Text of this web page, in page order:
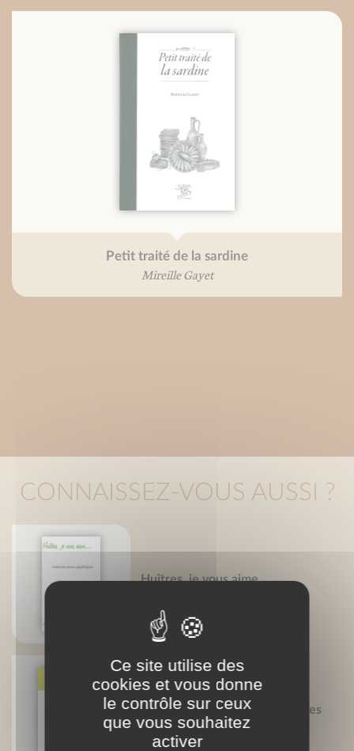
Petit traité de la sardine
Mireille Gayet
CONNAISSEZ-VOUS AUSSI ?
Huîtres, je vous aime...
70 recettes pour polyallergiques
Florence Bourquard
Ce site utilise des
cookies et vous donne
le contrôle sur ceux
que vous souhaitez
activer